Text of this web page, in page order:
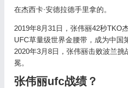
在杰西卡·安德拉德手里拿的。
2019年8月31日，张伟丽42秒TKO
UFC草量级世界金腰带，成为中国
2020年3月8日，张伟丽击败波兰挑
冕。
张伟丽ufc战绩？